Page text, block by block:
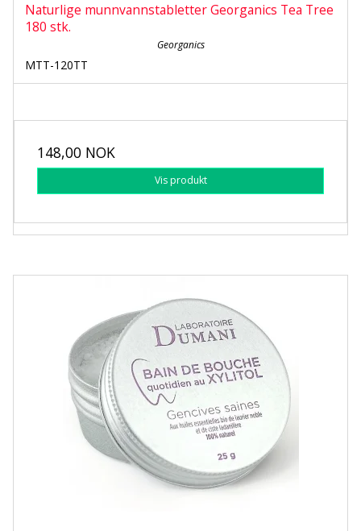
Naturlige munnvannstabletter Georganics Tea Tree
180 stk.
Georganics
MTT-120TT
148,00 NOK
Vis produkt